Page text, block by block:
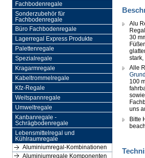
Fachbodenregale
Sonderzubehör für
Fachbodenregale
Büro Fachbodenregale
Lagerregal Express Produkte
Palettenregale
Spezialregale
Kragarmregale
Kabeltrommelregale
Kfz-Regale
Weitspannregale
Umweltregale
Kanbanregale -
Schrägbodenregale
Lebensmittelregal und
Kühlraumregale
Aluminiumregal-Kombinationen
Aluminiumregale Komponenten
Alu
30
Alle
100
uns
Bitte